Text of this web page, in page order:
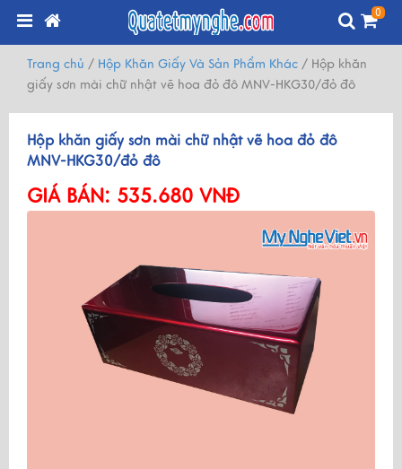
0
Trang chủ / Hộp Khăn Giấy Và Sản Phẩm Khác / Hộp khăn
giấy sơn mài chữ nhật vẽ hoa đỏ đô MNV-HKG30/đỏ đô
Hộp khăn giấy sơn mài chữ nhật vẽ hoa đỏ đô
MNV-HKG30/đỏ đô
GIÁ BÁN: 535.680 VNĐ